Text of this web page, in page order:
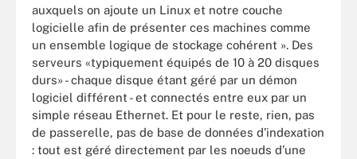
auxquels on ajoute un Linux et notre couche
logicielle afin de présenter ces machines comme
un ensemble logique de stockage cohérent ». Des
serveurs «typiquement équipés de 10 à 20 disques
durs» - chaque disque étant géré par un démon
logiciel différent - et connectés entre eux par un
simple réseau Ethernet. Et pour le reste, rien, pas
de passerelle, pas de base de données d’indexation
: tout est géré directement par les noeuds d’une